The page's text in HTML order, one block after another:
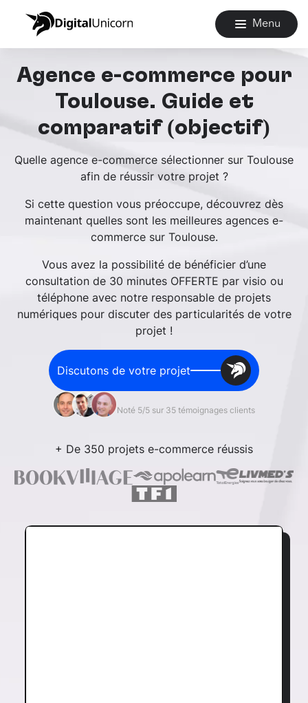
Menu
Agence e-commerce pour
Toulouse. Guide et
comparatif (objectif)
Quelle agence e-commerce sélectionner sur Toulouse
afin de réussir votre projet ?
Si cette question vous préoccupe, découvrez dès
maintenant quelles sont les meilleures agences e-
commerce sur Toulouse.
Vous avez la possibilité de bénéficier d’une
consultation de 30 minutes OFFERTE par visio ou
téléphone avec notre responsable de projets
numériques pour discuter des particularités de votre
projet !
Discutons de votre projet
Noté 5/5 sur 35 témoignages clients
+ De 350 projets e-commerce réussis